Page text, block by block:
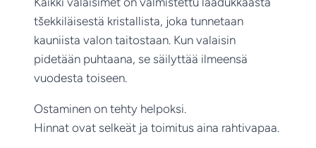
tšekkiläisestä kristallista, joka tunnetaan
kauniista valon taitostaan. Kun valaisin
pidetään puhtaana, se säilyttää ilmeensä
vuodesta toiseen.
Ostaminen on tehty helpoksi.
Hinnat ovat selkeät ja toimitus aina rahtivapaa.